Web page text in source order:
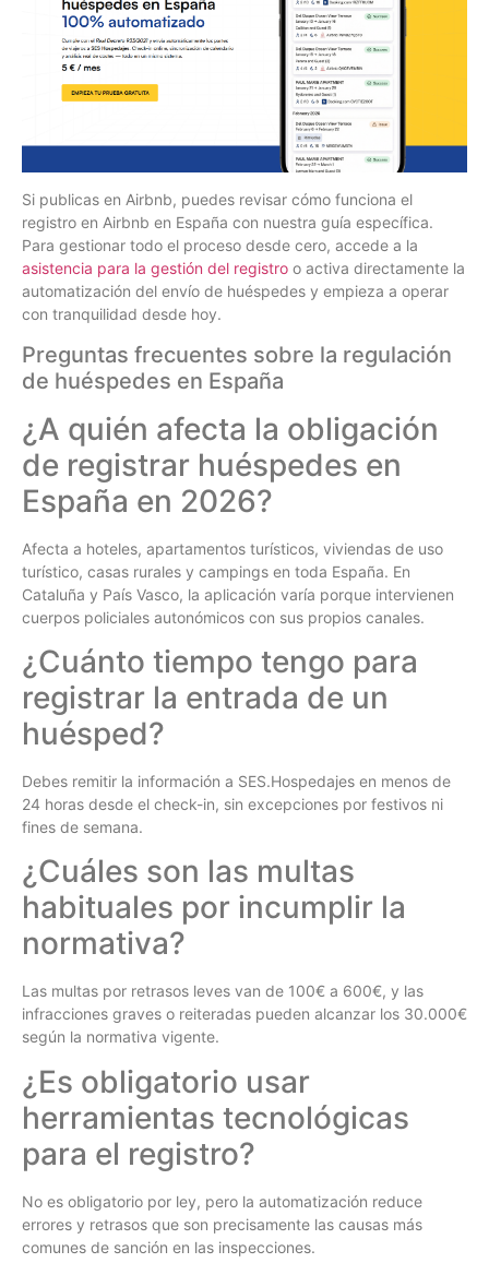
Si publicas en Airbnb, puedes revisar cómo funciona el
registro en Airbnb en España con nuestra guía específica.
Para gestionar todo el proceso desde cero, accede a la
asistencia para la gestión del registro o activa directamente la
automatización del envío de huéspedes y empieza a operar
con tranquilidad desde hoy.
Preguntas frecuentes sobre la regulación
de huéspedes en España
¿A quién afecta la obligación
de registrar huéspedes en
España en 2026?
Afecta a hoteles, apartamentos turísticos, viviendas de uso
turístico, casas rurales y campings en toda España. En
Cataluña y País Vasco, la aplicación varía porque intervienen
cuerpos policiales autonómicos con sus propios canales.
¿Cuánto tiempo tengo para
registrar la entrada de un
huésped?
Debes remitir la información a SES.Hospedajes en menos de
24 horas desde el check-in, sin excepciones por festivos ni
fines de semana.
¿Cuáles son las multas
habituales por incumplir la
normativa?
Las multas por retrasos leves van de 100€ a 600€, y las
infracciones graves o reiteradas pueden alcanzar los 30.000€
según la normativa vigente.
¿Es obligatorio usar
herramientas tecnológicas
para el registro?
No es obligatorio por ley, pero la automatización reduce
errores y retrasos que son precisamente las causas más
comunes de sanción en las inspecciones.